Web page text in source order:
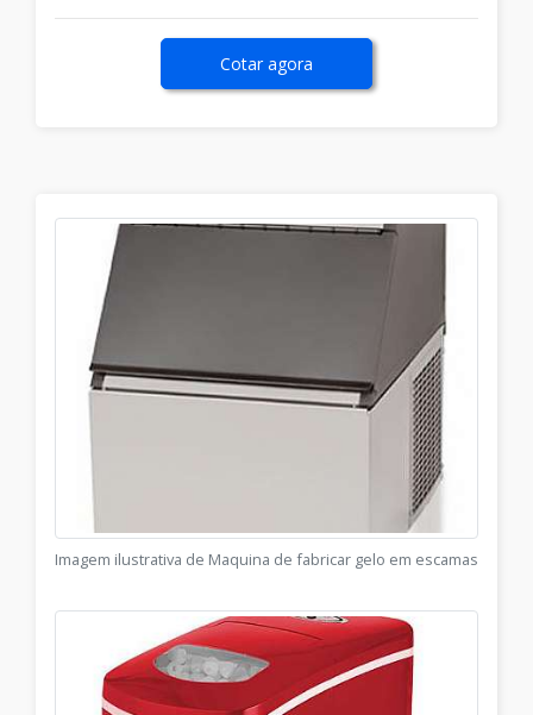
Cotar agora
Imagem ilustrativa de Maquina de fabricar gelo em escamas